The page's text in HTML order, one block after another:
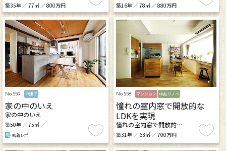
築35年 ／ 77㎡ ／ 800万円 築16年 ／ 78㎡ ／ 880万円
No.559 戸建て
家の中のいえ
家の中のいえ
築50年 ／ 75㎡ ／ -
密着レポ
No.558 マンション 中古リノベ
憧れの室内窓で開放的な
LDKを実現
憧れの室内窓で開放的…
築31年 ／ 63㎡ ／ 700万円